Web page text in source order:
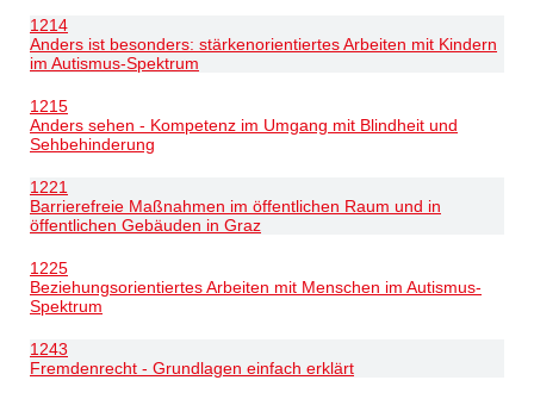
1214
Anders ist besonders: stärkenorientiertes Arbeiten mit Kindern
im Autismus-Spektrum
1215
Anders sehen - Kompetenz im Umgang mit Blindheit und
Sehbehinderung
1221
Barrierefreie Maßnahmen im öffentlichen Raum und in
öffentlichen Gebäuden in Graz
1225
Beziehungsorientiertes Arbeiten mit Menschen im Autismus-
Spektrum
1243
Fremdenrecht - Grundlagen einfach erklärt